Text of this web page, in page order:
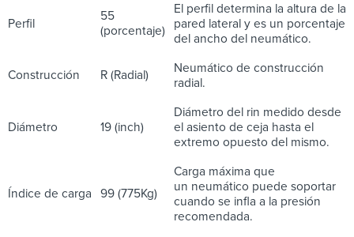
Perfil
55
(porcentaje)
El perfil determina la altura de la
pared lateral y es un porcentaje
del ancho del neumático.
Construcción R (Radial)
Neumático de construcción
radial.
Diámetro 19 (inch)
Diámetro del rin medido desde
el asiento de ceja hasta el
extremo opuesto del mismo.
Índice de carga 99 (775Kg)
Carga máxima que
un neumático puede soportar
cuando se infla a la presión
recomendada.